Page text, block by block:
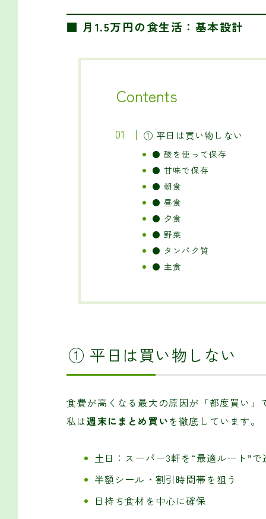
■ 月1.5万円の食生活：基本設計
Contents
① 平日は買い物しない
● 酸を使って保存
● 甘味で保存
● 朝食
● 昼食
● 夕食
● 野菜
● タンパク質
● 主食
① 平日は買い物しない
食費が高くなる最大の原因が「都度買い」
私は週末にまとめ買いを徹底しています。
土日：スーパー3軒を“最適ルート”で
半額シール・割引時間帯を狙う
日持ち食材を中心に確保